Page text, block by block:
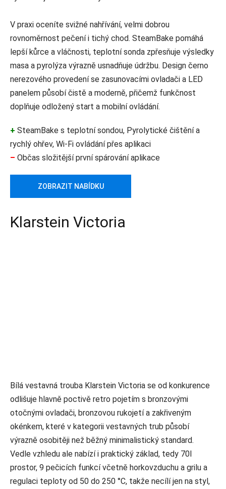
V praxi oceníte svižné nahřívání, velmi dobrou
rovnoměrnost pečení i tichý chod. SteamBake pomáhá
lepší kůrce a vláčnosti, teplotní sonda zpřesňuje výsledky
masa a pyrolýza výrazně usnadňuje údržbu. Design černo
nerezového provedení se zasunovacími ovladači a LED
panelem působí čistě a moderně, přičemž funkčnost
doplňuje odložený start a mobilní ovládání.
+ SteamBake s teplotní sondou, Pyrolytické čištění a
rychlý ohřev, Wi‑Fi ovládání přes aplikaci
– Občas složitější první spárování aplikace
ZOBRAZIT NABÍDKU
Klarstein Victoria
Bílá vestavná trouba Klarstein Victoria se od konkurence
odlišuje hlavně poctivě retro pojetím s bronzovými
otočnými ovladači, bronzovou rukojetí a zakřiveným
okénkem, které v kategorii vestavných trub působí
výrazně osobitěji než běžný minimalistický standard.
Vedle vzhledu ale nabízí i praktický základ, tedy 70l
prostor, 9 pečicích funkcí včetně horkovzduchu a grilu a
regulaci teploty od 50 do 250 °C, takže necílí jen na styl,